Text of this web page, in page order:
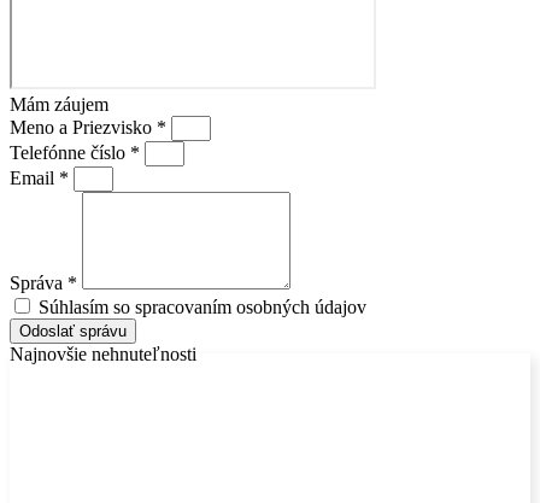
Mám záujem
Meno a Priezvisko *
Telefónne číslo *
Email *
Správa *
Súhlasím so spracovaním osobných údajov
Odoslať správu
Najnovšie nehnuteľnosti